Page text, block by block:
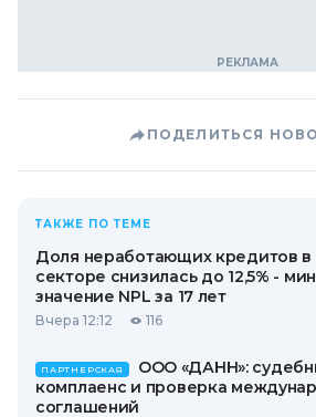
ПОДЕЛИТЬСЯ
ТАКЖЕ ПО ТЕМЕ
Доля неработающих кредитов в
секторе снизилась до 12,5% -
значение NPL за 17 лет
Вчера 12:12 116
ПАРТНЕРСКАЯ
ООО «ДАНН»:
комплаенс и проверка
соглашений